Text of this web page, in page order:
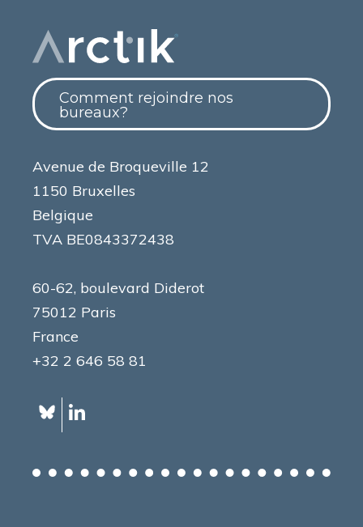
Comment rejoindre nos
bureaux?
Avenue de Broqueville 12
1150 Bruxelles
Belgique
TVA BE0843372438
60-62, boulevard Diderot
75012 Paris
France
+32 2 646 58 81